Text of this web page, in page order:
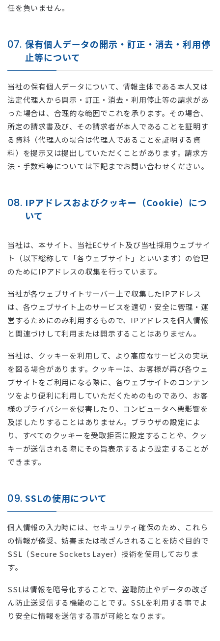
任を負いません。
07. 保有個人データの開示・訂正・消去・利用停
止等について
当社の保有個人データについて、情報主体である本人又は
法定代理人から開示・訂正・消去・利用停止等の請求があ
った場合は、合理的な範囲でこれを承ります。その場合、
所定の請求書及び、その請求者が本人であることを証明す
る資料（代理人の場合は代理人であることを証明する資
料）を提示又は提出していただくことがあります。請求方
法・手数料等については下記までお問い合わせください。
08. IPアドレスおよびクッキー（Cookie）につ
いて
当社は、本サイト、当社ECサイト及び当社採用ウェブサイ
ト（以下総称して「各ウェブサイト」といいます）の管理
のためにIPアドレスの収集を行っています。
当社が各ウェブサイトサーバー上で収集したIPアドレス
は、各ウェブサイト上のサービスを適切・安全に管理・運
営するためにのみ利用するもので、IPアドレスを個人情報
と関連づけして利用または開示することはありません。
当社は、クッキーを利用して、より高度なサービスの実現
を図る場合があります。クッキーは、お客様が再び各ウェ
ブサイトをご利用になる際に、各ウェブサイトのコンテン
ツをより便利に利用していただくためのものであり、お客
様のプライバシーを侵害したり、コンピュータへ悪影響を
及ぼしたりすることはありません。ブラウザの設定によ
り、すべてのクッキーを受取拒否に設定することや、クッ
キーが送信される際にその旨表示するよう設定することが
できます。
09. SSLの使用について
個人情報の入力時には、セキュリティ確保のため、これら
の情報が傍受、妨害または改ざんされることを防ぐ目的で
SSL（Secure Sockets Layer）技術を使用しておりま
す。
SSLは情報を暗号化することで、盗聴防止やデータの改ざ
ん防止送受信する機能のことです。SSLを利用する事でよ
り安全に情報を送信する事が可能となります。